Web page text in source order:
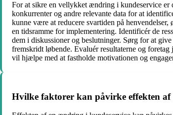
For at sikre en vellykket ændring i kundeservice
konkurrenter og andre relevante data for at
kunne være at reducere svartiden på
en tidsramme for implementering. Identificér de
dem i diskussioner og beslutninger. Sørg for at
fremskridt løbende. Evaluér resultaterne og
vil hjælpe med at fastholde motivationen og
Hvilke faktorer kan påvirke effekten